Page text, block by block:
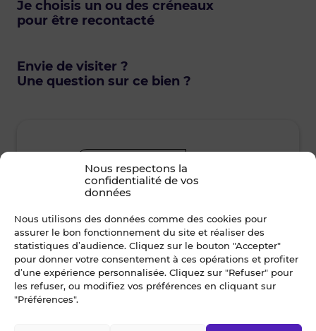
Nous respectons la
confidentialité de vos
données
Nous utilisons des données comme des cookies pour
assurer le bon fonctionnement du site et réaliser des
statistiques d’audience. Cliquez sur le bouton "Accepter"
pour donner votre consentement à ces opérations et profiter
d’une expérience personnalisée. Cliquez sur "Refuser" pour
les refuser, ou modifiez vos préférences en cliquant sur
"Préférences".
Je choisis un ou des créneaux
pour être recontacté
Envie de visiter ?
Une question sur ce bien ?
Je suis disponible toute la journée
12h00 - 14h00 14h00 - 15h30
15h30 - 17h00
Je suis
08h30 -